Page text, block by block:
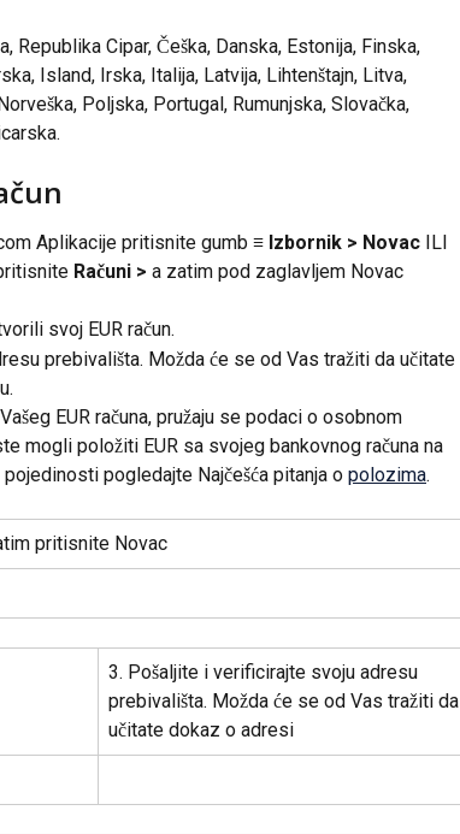
Republika Cipar, Češka, Danska, Estonija, Finska,
Island, Irska, Italija, Latvija, Lihtenštajn, Litva,
Poljska, Portugal, Rumunjska, Slovačka,
Aplikacije pritisnite gumb ≡ Izbornik > Novac ILI
Računi > a zatim pod zaglavljem Novac
svoj EUR račun.
prebivališta. Možda će se od Vas tražiti da učitate
EUR računa, pružaju se podaci o osobnom
mogli položiti EUR sa svojeg bankovnog računa na
pogledajte Najčešća pitanja o polozima.
pritisnite Novac
3. Pošaljite i verificirajte svoju adresu
prebivališta. Možda će se od Vas tražiti da
učitate dokaz o adresi